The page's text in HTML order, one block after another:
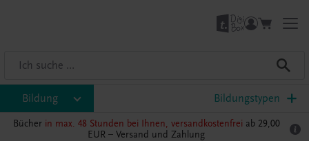
Bildung Bildungstypen
Bücher in max. 48 Stunden bei Ihnen, versandkostenfrei ab 29,00
EUR – Versand und Zahlung